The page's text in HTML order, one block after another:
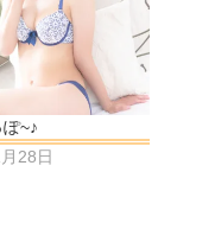
~♪
28日